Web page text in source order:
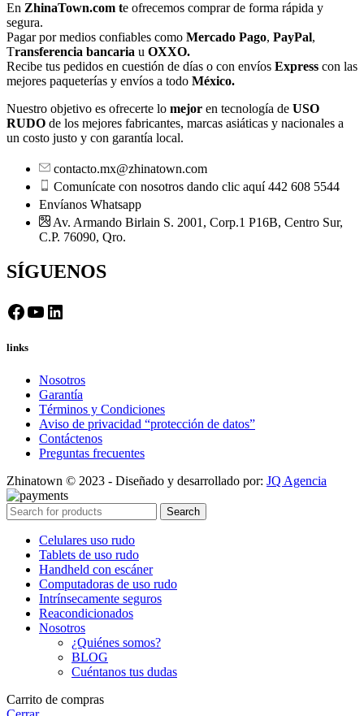
En ZhinaTown.com te ofrecemos comprar de forma rápida y
segura.
Pagar por medios confiables como Mercado Pago, PayPal,
Transferencia bancaria u OXXO.
Recibe tus pedidos en cuestión de días o con envíos Express con las
mejores paqueterías y envíos a todo México.
Nuestro objetivo es ofrecerte lo mejor en tecnología de USO
RUDO de los mejores fabricantes, marcas asiáticas y nacionales a
un costo justo y con garantía local.
contacto.mx@zhinatown.com
Comunícate con nosotros dando clic aquí 442 608 5544
Envíanos Whatsapp
Av. Armando Birlain S. 2001, Corp.1 P16B, Centro Sur,
C.P. 76090, Qro.
SÍGUENOS
Facebook
YouTube
LinkedIn
links
Nosotros
Garantía
Términos y Condiciones
Aviso de privacidad “protección de datos”
Contáctenos
Preguntas frecuentes
Zhinatown © 2023 - Diseñado y desarrollado por: JQ Agencia
Search
Celulares uso rudo
Tablets de uso rudo
Handheld con escáner
Computadoras de uso rudo
Intrínsecamente seguros
Reacondicionados
Nosotros
¿Quiénes somos?
BLOG
Cuéntanos tus dudas
Carrito de compras